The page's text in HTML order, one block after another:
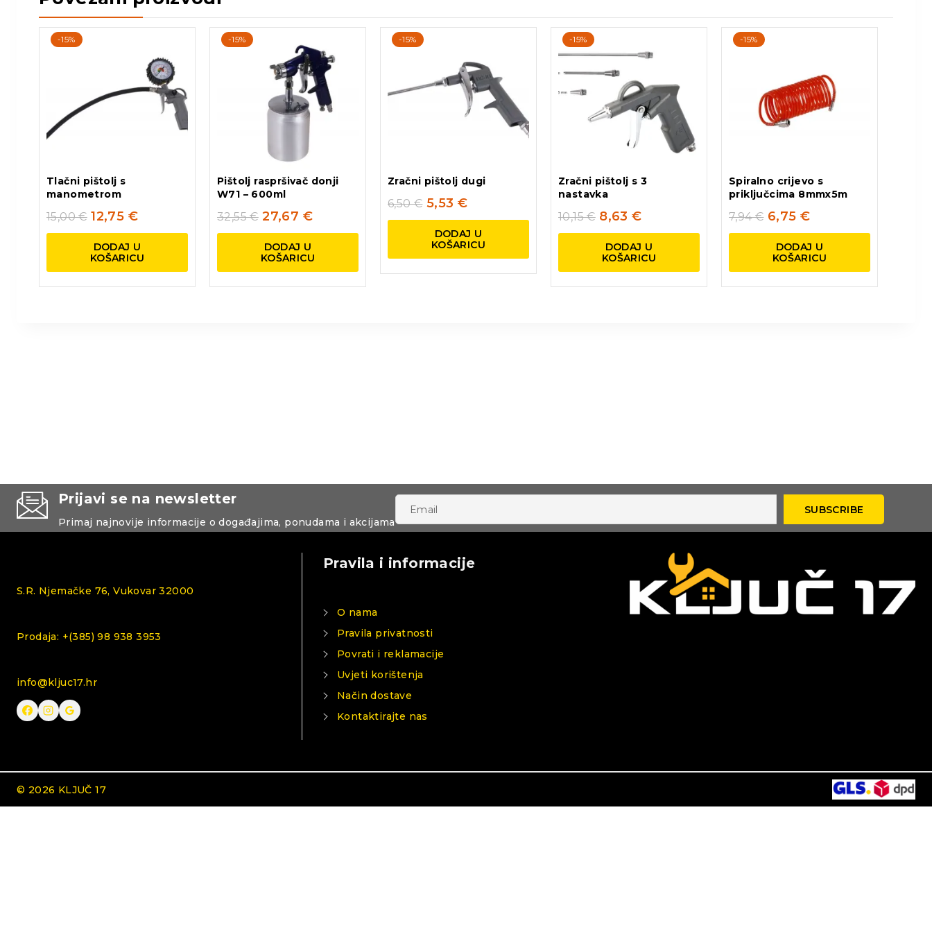
-15%
Tlačni pištolj s
manometrom
15,00€ 12,75 €
DODAJ U
KOŠARICU
-15%
Pištolj raspršivač donji
W71 – 600ml
32,55€ 27,67 €
DODAJ U
KOŠARICU
-15%
Zračni pištolj dugi
6,50€ 5,53 €
DODAJ U
KOŠARICU
-15%
Zračni pištolj s 3
nastavka
10,15€ 8,63€
DODAJ U
KOŠARICU
-15%
Spiralno crijevo s
priključcima 8mmx5m
7,94€ 6,75 €
DODAJ U
KOŠARICU
Prijavi se na newsletter
Primaj najnovije informacije o događajima, ponudama i akcijama
S.R. Njemačke 76, Vukovar 32000
Prodaja: +(385) 98 938 3953
info@kljuc17.hr
Pravila i informacije
O nama
Pravila privatnosti
Povrati i reklamacije
Uvjeti korištenja
Način dostave
Kontaktirajte nas
© 2026 KLJUČ 17